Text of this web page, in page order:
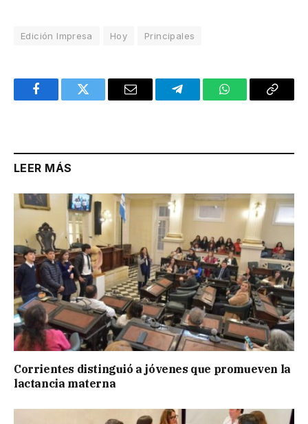
Edición Impresa Hoy Principales
FacebookTwitter Email TelegramWhatsAppCopy
LEER MÁS
Corrientes distinguió a jóvenes que promueven la
lactancia materna